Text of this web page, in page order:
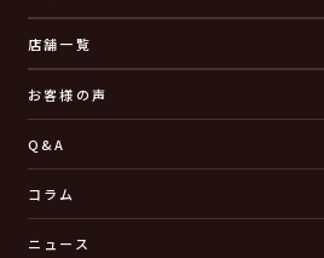
店舗一覧
お客様の声
Q&A
コラム
ニュース